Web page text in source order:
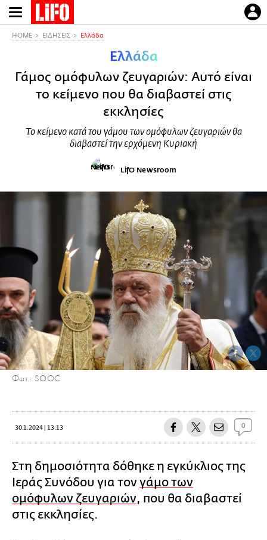
Παράκαμψη
προς
HOME ΕΙΔΗΣΕΙΣ Ελλάδα
Ελλάδα
Γάμος ομόφυλων ζευγαριών: Αυτό είναι
το κείμενο που θα διαβαστεί στις
εκκλησίες
Το κείμενο κατά του γάμου των ομόφυλων ζευγαριών θα
διαβαστεί την ερχόμενη Κυριακή
LifO Newsroom
Φωτ.: SOOC
30.1.2024 | 13:13 0
Στη δημοσιότητα δόθηκε η εγκύκλιος της
Ιεράς Συνόδου για τον γάμο των
ομόφυλων ζευγαριών, που θα διαβαστεί
στις εκκλησίες.